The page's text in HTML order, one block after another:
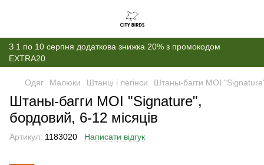
З 1 по 10 серпня додаткова знижка 20% з промокодом
EXTRA20
Одяг Малюки Штанці і легінси Штаны-багги MOI
Штаны-багги MOI "Signature",
бордовий, 6-12 місяців
Артикул: 1183020 Написати відгук